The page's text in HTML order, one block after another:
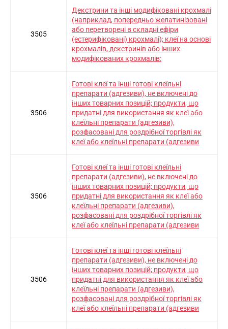
3505
Декстрини та інші модифіковані крохмалі
(наприклад, попередньо желатинізовані
або перетворені в складні ефіри
(естерифіковані) крохмалі); клеї на основі
крохмалів, декстринів або інших
модифікованих крохмалів:
3506
Готові клеї та інші готові клеїльні
препарати (адгезиви), не включені до
інших товарних позицій; продукти, що
придатні для використання як клеї або
клеїльні препарати (адгезиви),
розфасовані для роздрібної торгівлі як
клеї або клеїльні препарати (адгезиви
3506
Готові клеї та інші готові клеїльні
препарати (адгезиви), не включені до
інших товарних позицій; продукти, що
придатні для використання як клеї або
клеїльні препарати (адгезиви),
розфасовані для роздрібної торгівлі як
клеї або клеїльні препарати (адгезиви
3506
Готові клеї та інші готові клеїльні
препарати (адгезиви), не включені до
інших товарних позицій; продукти, що
придатні для використання як клеї або
клеїльні препарати (адгезиви),
розфасовані для роздрібної торгівлі як
клеї або клеїльні препарати (адгезиви